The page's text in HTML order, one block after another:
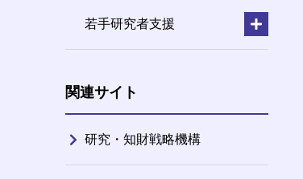
若手研究者支援
関連サイト
研究・知財戦略機構